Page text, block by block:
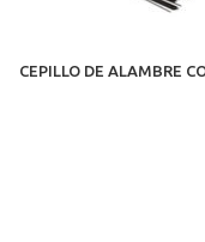
CEPILLO DE ALAMBRE